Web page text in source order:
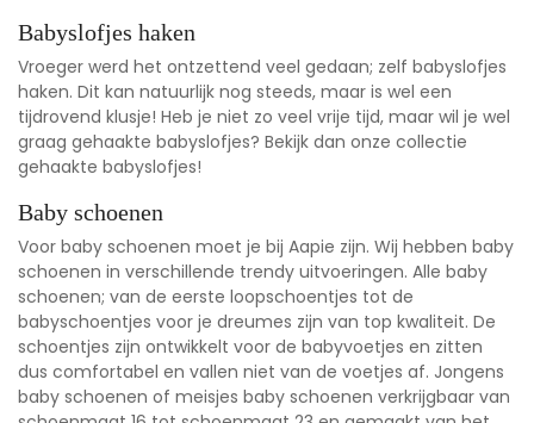
Babyslofjes haken
Vroeger werd het ontzettend veel gedaan; zelf babyslofjes
haken. Dit kan natuurlijk nog steeds, maar is wel een
tijdrovend klusje! Heb je niet zo veel vrije tijd, maar wil je wel
graag gehaakte babyslofjes? Bekijk dan onze collectie
gehaakte babyslofjes!
Baby schoenen
Voor baby schoenen moet je bij Aapie zijn. Wij hebben baby
schoenen in verschillende trendy uitvoeringen. Alle baby
schoenen; van de eerste loopschoentjes tot de
babyschoentjes voor je dreumes zijn van top kwaliteit. De
schoentjes zijn ontwikkelt voor de babyvoetjes en zitten
dus comfortabel en vallen niet van de voetjes af. Jongens
baby schoenen of meisjes baby schoenen verkrijgbaar van